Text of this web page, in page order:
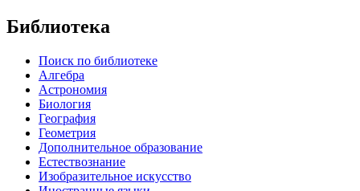
Библиотека
Поиск по библиотеке
Алгебра
Астрономия
Биология
География
Геометрия
Дополнительное образование
Естествознание
Изобразительное искусство